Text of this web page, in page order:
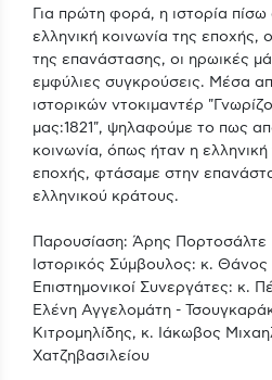
Για πρώτη φορά, η ιστορία
ελληνική κοινωνία της εποχής,
της επανάστασης, οι ηρωικές
εμφύλιες συγκρούσεις. Μέσα
ιστορικών ντοκιμαντέρ
μας:1821", ψηλαφούμε το πως
κοινωνία, όπως ήταν η
εποχής, φτάσαμε στην
ελληνικού κράτους.
Παρουσίαση: Άρης Πορτοσάλτε
Ιστορικός Σύμβουλος: κ.
Επιστημονικοί Συνεργάτες: κ.
Ελένη Αγγελομάτη -
Κιτρομηλίδης, κ. Ιάκωβος
Χατζηβασιλείου